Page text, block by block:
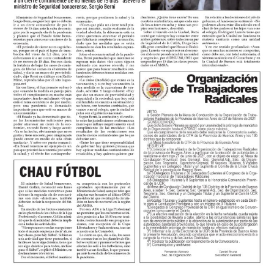
abrió el pie y puso el derechazo contra el palo de Juan
Cruz Nadal que no se había vuelvo a acomodar después
del córner.
Los de Mignini eran mucho más y el tercero llegó por
decantación. A los 24, Verón avanzó a toda velocidad
por izquierda, habilitó a Castillo y Acha, que lo venía
corriendo de atrás, lo desestabilizó adentro del area,
Rubiano no dudó y el juvenil desde los doce pasos anotó
su primer gol en el Federal A para empezar a decretar la
historia.
El complemento se jugó a otro ritmo pero mostró la
solidez del fondo kimberleño cada vez que lo probaron.
Más allá de eso, en los primeros cinco minutos, Miori
tuvo dos claras para convertir el cuarto pero Nadal se
lució en ambas con dos atajadas tremendas.
Los cambios probados por Mario Martínez le dieron a